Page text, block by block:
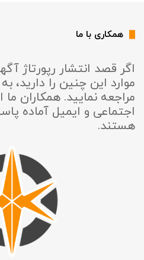
همکاری با ما
اگر قصد انتشار رپورتاژ
موارد این چنین را دارید،
مراجعه نمایید. همکاران
اجتماعی و ایمیل آماده
هستند.